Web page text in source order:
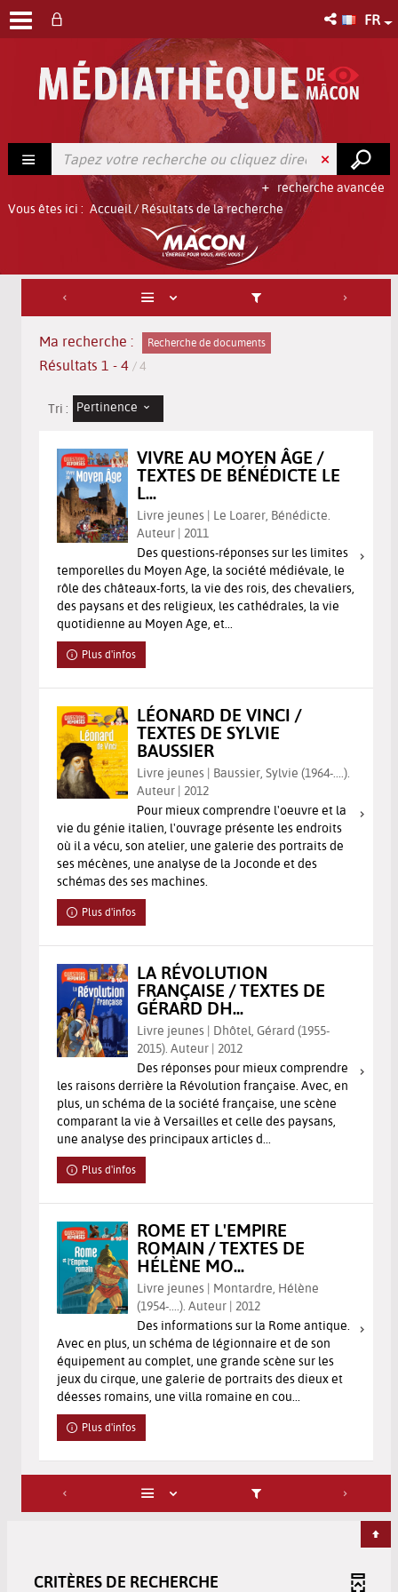
FR
recherche avancée
Vous êtes ici : Accueil/ Résultats de la recherche
Ma recherche : Recherche de documents
Résultats 1 - 4 / 4
Tri : Pertinence
VIVRE AU MOYEN ÂGE /
TEXTES DE BÉNÉDICTE LE
L...
Livre jeunes | Le Loarer, Bénédicte.
Auteur | 2011
Des questions-réponses sur les limites
temporelles du Moyen Age, la société médiévale, le
rôle des châteaux-forts, la vie des rois, des chevaliers,
des paysans et des religieux, les cathédrales, la vie
quotidienne au Moyen Age, et...
Plus d'infos
LÉONARD DE VINCI /
TEXTES DE SYLVIE
BAUSSIER
Livre jeunes | Baussier, Sylvie (1964-....).
Auteur | 2012
Pour mieux comprendre l'oeuvre et la
vie du génie italien, l'ouvrage présente les endroits
où il a vécu, son atelier, une galerie des portraits de
ses mécènes, une analyse de la Joconde et des
schémas des ses machines.
Plus d'infos
LA RÉVOLUTION
FRANÇAISE / TEXTES DE
GÉRARD DH...
Livre jeunes | Dhôtel, Gérard (1955-
2015). Auteur | 2012
Des réponses pour mieux comprendre
les raisons derrière la Révolution française. Avec, en
plus, un schéma de la société française, une scène
comparant la vie à Versailles et celle des paysans,
une analyse des principaux articles d...
Plus d'infos
ROME ET L'EMPIRE
ROMAIN / TEXTES DE
HÉLÈNE MO...
Livre jeunes | Montardre, Hélène
(1954-....). Auteur | 2012
Des informations sur la Rome antique.
Avec en plus, un schéma de légionnaire et de son
équipement au complet, une grande scène sur les
jeux du cirque, une galerie de portraits des dieux et
déesses romains, une villa romaine en cou...
Plus d'infos
CRITÈRES DE RECHERCHE